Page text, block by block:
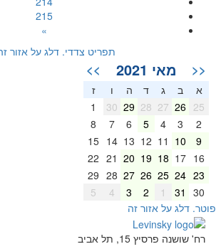
215
»
תפריט צדדי. דלג על אזור זה
<< מאי 2021 >>
א ב ג ד ה
ז
25
26
27
28
29
30
2
3
4
5
6
7
8
9
10
11
12
13
14
15
16
17
18
19
20
21
22
23
24
25
26
27
28
29
30
31
2
3
4
5
דלג על אזור זה
רח' שושנה פרסיץ 15, תל אביב